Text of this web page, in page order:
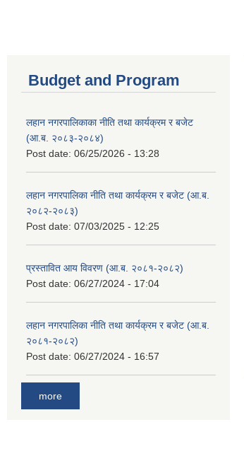
Budget and Program
लहान नगरपालिकाका नीति तथा कार्यक्रम र बजेट
(आ.ब. २०८३-२०८४)
Post date: 06/25/2026 - 13:28
लहान नगरपालिका नीति तथा कार्यक्रम र बजेट (आ.ब.
२०८२-२०८३)
Post date: 07/03/2025 - 12:25
प्रस्तावित आय विवरण (आ.ब. २०८१-२०८२)
Post date: 06/27/2024 - 17:04
लहान नगरपालिका नीति तथा कार्यक्रम र बजेट (आ.ब.
२०८१-२०८२)
Post date: 06/27/2024 - 16:57
more